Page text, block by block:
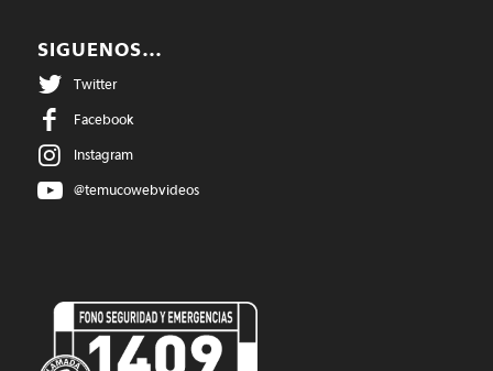
SIGUENOS…
Twitter
Facebook
Instagram
@temucowebvideos